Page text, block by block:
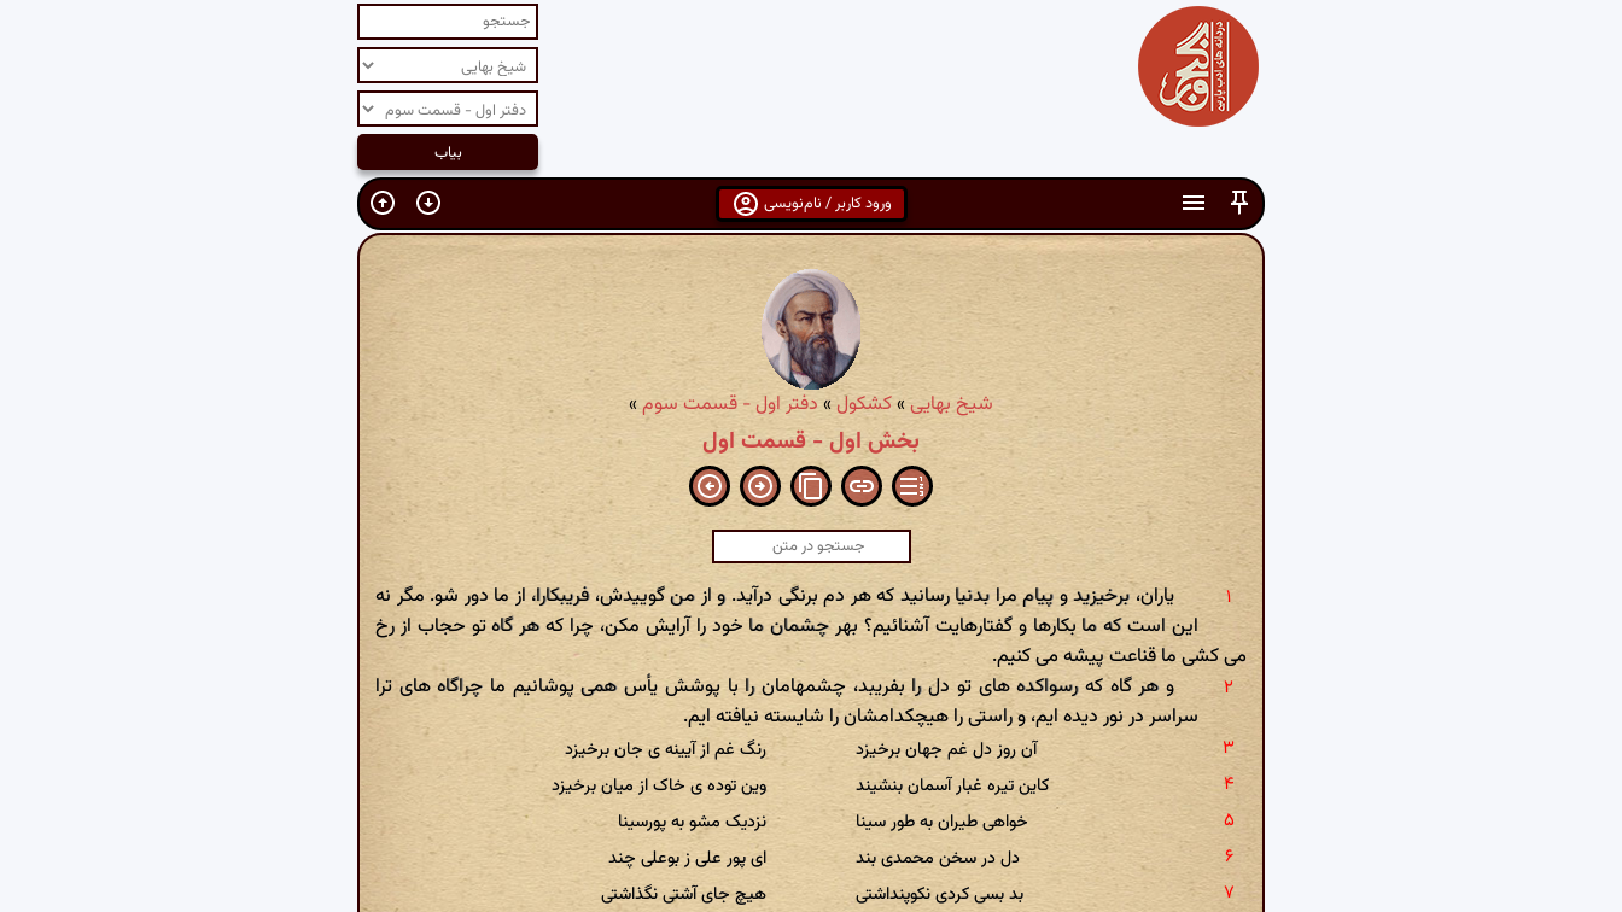
ورود کاربر / نام‌نویسی
شیخ بهایی »کشکول» دفتر اول - قسمت سوم»
بخش اول - قسمت اول
یاران، برخیزید و پیام مرا بدنیا رسانید که هر دم برنگی درآید. و از من گوییدش، فریبکارا، از ما دور شو. مگر نه
این است که ما بکارها و گفتارهایت آشنائیم؟ بهر چشمان ما خود را آرایش مکن، چرا که هر گاه تو حجاب از رخ
می کشی ما قناعت پیشه می کنیم.
و هر گاه که رسواکده های تو دل را بفریبد، چشمهامان را با پوشش یأس همی پوشانیم ما چراگاه های ترا
سراسر در نور دیده ایم، و راستی را هیچکدامشان را شایسته نیافته ایم.
آن روز دل غم جهان برخیزد
رنگ غم از آیینه ی جان برخیزد
کاین تیره غبار آسمان بنشیند
وین توده ی خاک از میان برخیزد
خواهی طیران به طور سینا
نزدیک مشو به پورسینا
دل در سخن محمدی بند
ای پور علی ز بوعلی چند
بد بسی کردی نکوپنداشتی
هیچ جای آشتی نگذاشتی